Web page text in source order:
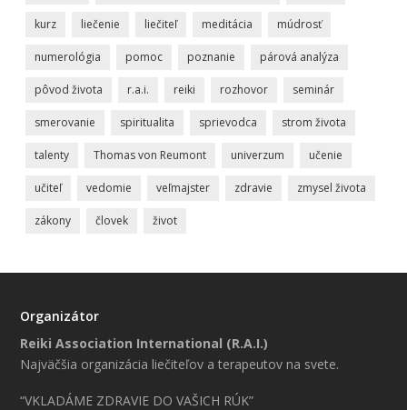
kurz liečenie liečiteľ meditácia múdrosť
numerológia pomoc poznanie párová analýza
pôvod života r.a.i. reiki rozhovor seminár
smerovanie spiritualita sprievodca strom života
talenty Thomas von Reumont univerzum učenie
učiteľ vedomie veľmajster zdravie zmysel života
zákony človek život
Organizátor
Reiki Association International (R.A.I.)
Najväčšia organizácia liečiteľov a terapeutov na svete.
“VKLADÁME ZDRAVIE DO VAŠICH RÚK”